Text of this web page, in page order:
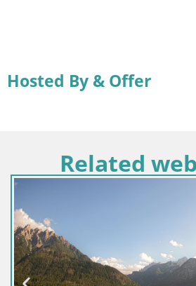
Hosted By & Offer
Related